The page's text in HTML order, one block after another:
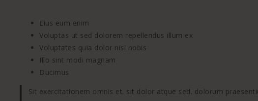
Eius eum enim
Voluptas ut sed dolorem repellendus illum ex
Voluptates quia dolor nisi nobis
Illo sint modi magnam
Ducimus
Sit exercitationem omnis et. sit dolor atque sed. dolorum